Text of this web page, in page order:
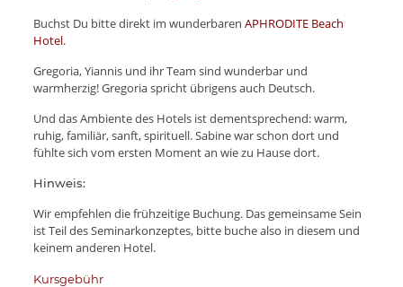
Buchst Du bitte direkt im wunderbaren APHRODITE Beach
Hotel.
Gregoria, Yiannis und ihr Team sind wunderbar und
warmherzig! Gregoria spricht übrigens auch Deutsch.
Und das Ambiente des Hotels ist dementsprechend: warm,
ruhig, familiär, sanft, spirituell. Sabine war schon dort und
fühlte sich vom ersten Moment an wie zu Hause dort.
Hinweis:
Wir empfehlen die frühzeitige Buchung. Das gemeinsame Sein
ist Teil des Seminarkonzeptes, bitte buche also in diesem und
keinem anderen Hotel.
Kursgebühr